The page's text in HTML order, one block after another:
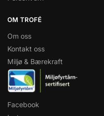
OM TROFÉ
Om oss
Kontakt oss
Miljø & Bærekraft
Facebook